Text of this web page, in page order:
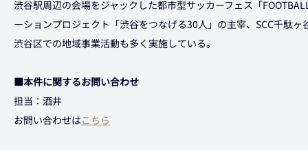
渋谷駅周辺の会場をジャックした都市型サッカーフェス「
ーションプロジェクト「渋谷をつなげる30人」の主宰、SCC千駄
渋谷区での地域事業活動も多く実施している。
■本件に関するお問い合わせ
担当：酒井
お問い合わせはこちら